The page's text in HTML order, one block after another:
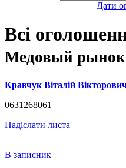
Дати
Всі
Медовый рынок
Кравчук Віталій
0631268061
Надіслати листа
В записник